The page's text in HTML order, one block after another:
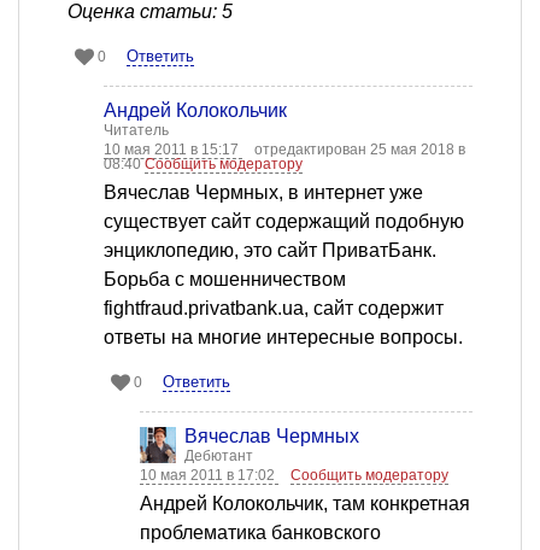
Оценка статьи: 5
0 Ответить
Андрей Колокольчик
Читатель
10 мая 2011 в 15:17
отредактирован 25 мая 2018 в
08:40Сообщить модератору
Вячеслав Чермных, в интернет уже
существует сайт содержащий подобную
энциклопедию, это сайт ПриватБанк.
Борьба с мошенничеством
fightfraud.privatbank.ua, сайт содержит
ответы на многие интересные вопросы.
0 Ответить
Вячеслав Чермных
Дебютант
10 мая 2011 в 17:02
Сообщить модератору
Андрей Колокольчик, там конкретная
проблематика банковского